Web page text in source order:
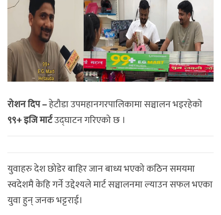
रोशन दिप –हेटौडा उपमहानगरपालिकामा सञ्चालन भइरहेको
९९+इजि मार्टउद्घाटन गरिएको छ ।
युवाहरु देश छोडेर बाहिर जान बाध्य भएको कठिन समयमा
स्वदेशमै केहि गर्ने उद्देश्यले मार्ट सञ्चालनमा ल्याउन सफल भएका
युवा हुन् जनक भट्टराई।